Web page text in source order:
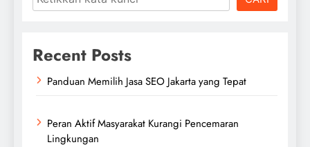
Recent Posts
Panduan Memilih Jasa SEO Jakarta yang Tepat
Peran Aktif Masyarakat Kurangi Pencemaran
Lingkungan